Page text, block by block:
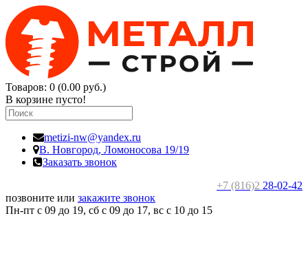
Товаров: 0 (0.00 руб.)
В корзине пусто!
metizi-nw@yandex.ru
В. Новгород, Ломоносова 19/19
Заказать звонок
+7 (816)2 28-02-42
позвоните или закажите звонок
Пн-пт с 09 до 19, сб с 09 до 17, вс c 10 до 15